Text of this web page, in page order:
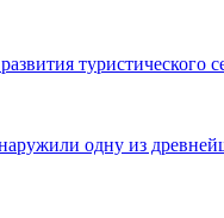
туристического
одну из